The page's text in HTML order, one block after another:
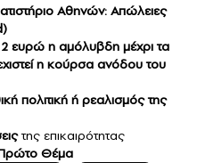
Αθηνών: Απώλειες
2 ευρώ η αμόλυβδη μέχρι τα
η κούρσα ανόδου του
πολιτική ή ρεαλισμός της
της επικαιρότητας
Θέμα